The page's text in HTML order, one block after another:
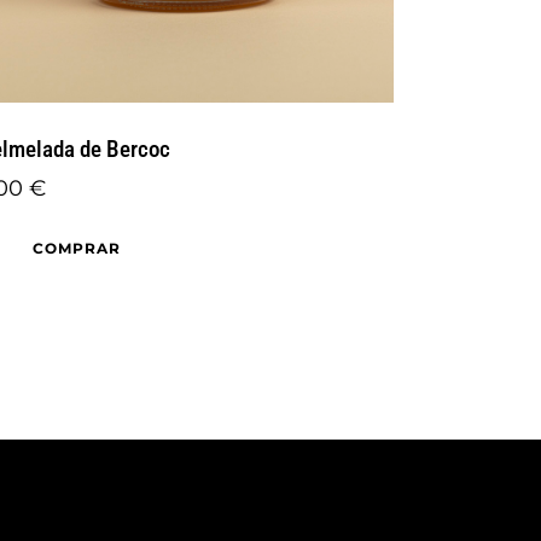
de Bercoc
€
COMPRAR